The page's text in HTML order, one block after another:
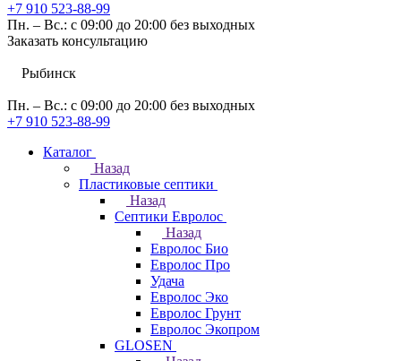
+7 910 523-88-99
Пн. – Вс.: с 09:00 до 20:00 без выходных
Заказать консультацию
Рыбинск
Пн. – Вс.: с 09:00 до 20:00 без выходных
+7 910 523-88-99
Каталог
Назад
Пластиковые септики
Назад
Септики Евролос
Назад
Евролос Био
Евролос Про
Удача
Евролос Эко
Евролос Грунт
Евролос Экопром
GLOSEN